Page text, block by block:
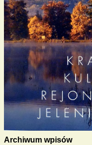
Archiwum wpisów